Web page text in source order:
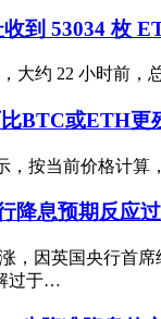
到 53034 枚
大约 22 小时前，
BTC或ETH更
，按当前价格计
降息预期反应
，因英国央行首
过于…